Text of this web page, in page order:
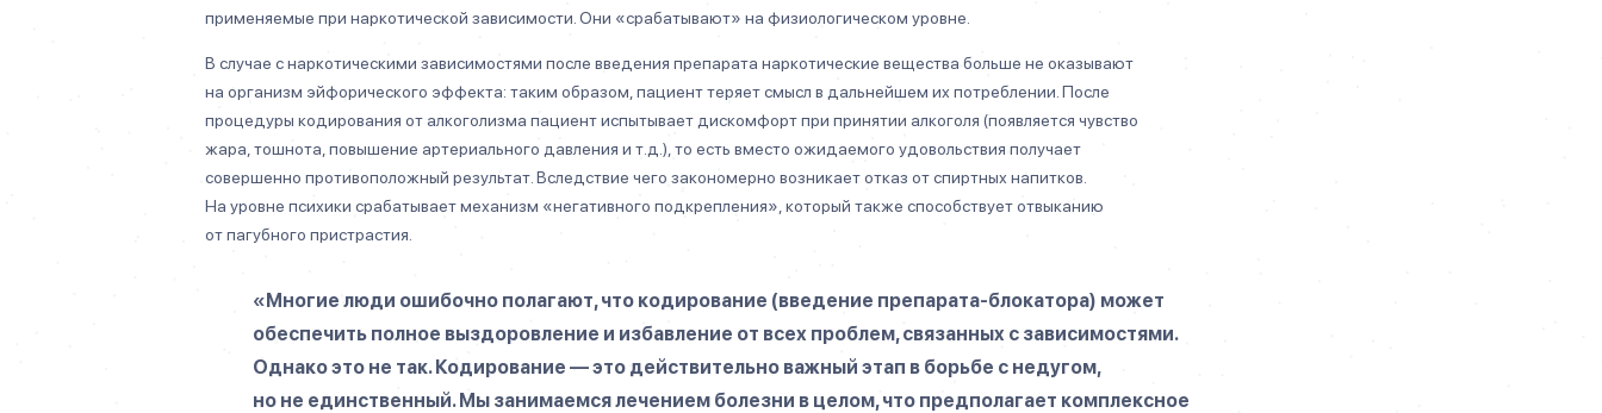
применяемые при наркотической зависимости. Они «срабатывают» на физиологическом уровне.
В случае с наркотическими зависимостями после введения препарата наркотические вещества больше не оказывают
на организм эйфорического эффекта: таким образом, пациент теряет смысл в дальнейшем их потреблении. После
процедуры кодирования от алкоголизма пациент испытывает дискомфорт при принятии алкоголя (появляется чувство
жара, тошнота, повышение артериального давления и т.д.), то есть вместо ожидаемого удовольствия получает
совершенно противоположный результат. Вследствие чего закономерно возникает отказ от спиртных напитков.
На уровне психики срабатывает механизм «негативного подкрепления», который также способствует отвыканию
от пагубного пристрастия.
«Многие люди ошибочно полагают, что кодирование (введение препарата-блокатора) может
обеспечить полное выздоровление и избавление от всех проблем, связанных с зависимостями.
Однако это не так. Кодирование — это действительно важный этап в борьбе с недугом,
но не единственный. Мы занимаемся лечением болезни в целом, что предполагает комплексное